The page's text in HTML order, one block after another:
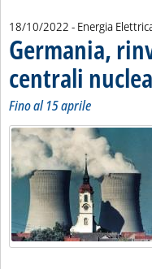
18/10/2022 - Energia
Germania,
centrali
Fino al 15 aprile